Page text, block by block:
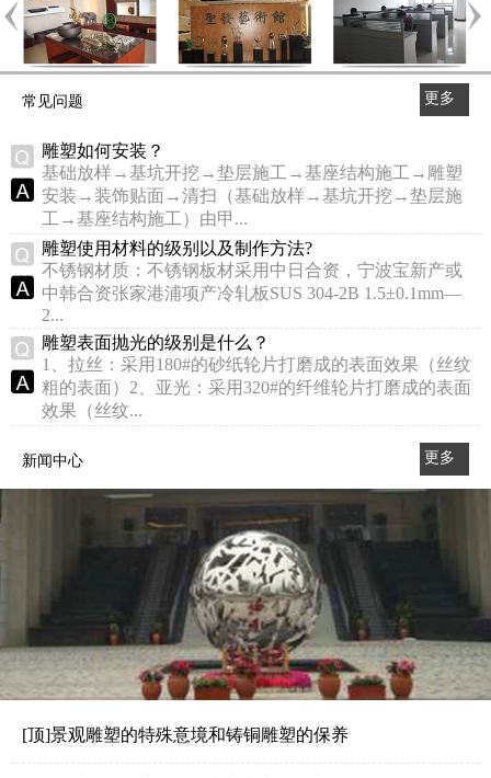
常见问题
更多
雕塑如何安装？
基础放样→基坑开挖→垫层施工→基座结构施工→雕塑
安装→装饰贴面→清扫（基础放样→基坑开挖→垫层施
工→基座结构施工）由甲...
雕塑使用材料的级别以及制作方法?
不锈钢材质：不锈钢板材采用中日合资，宁波宝新产或
中韩合资张家港浦项产冷轧板SUS 304-2B 1.5±0.1mm—
2...
雕塑表面抛光的级别是什么？
1、拉丝：采用180#的砂纸轮片打磨成的表面效果（丝纹
粗的表面）2、亚光：采用320#的纤维轮片打磨成的表面
效果（丝纹...
新闻中心
更多
>>
[顶]景观雕塑的特殊意境和铸铜雕塑的保养